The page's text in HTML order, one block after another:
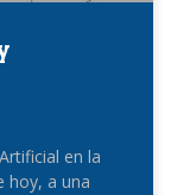
en la
hoy, a una